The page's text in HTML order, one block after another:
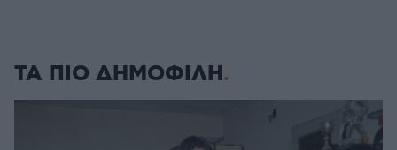
ΤΑ ΠΙΟ ΔΗΜΟΦΙΛΗ